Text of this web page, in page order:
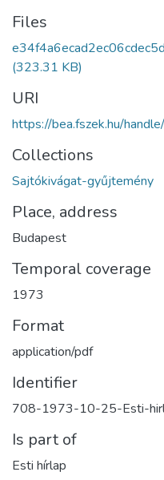
Files
(323.31 KB)
URI
https://bea.fszek.hu/
Collections
Sajtókivágat-gyűjtemény
Place, address
Budapest
Temporal coverage
1973
Format
application/pdf
Identifier
708-1973-10-25-Esti-
Is part of
Esti hírlap